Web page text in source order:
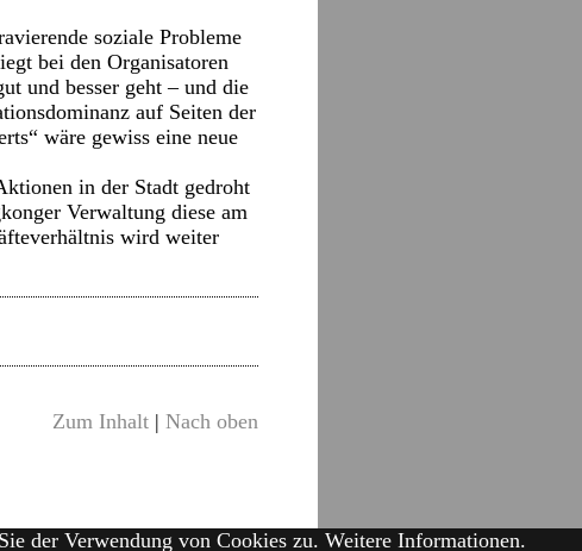
soziale Probleme
bei den Organisatoren
und besser geht – und die
auf Seiten der
wäre gewiss eine neue
in der Stadt gedroht
Verwaltung diese am
wird weiter
Zum Inhalt | Nach oben
der Verwendung von Cookies zu. Weitere Informationen.